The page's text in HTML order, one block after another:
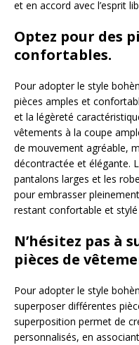
et en accord avec l’esprit
Optez pour des
confortables.
Pour adopter le style
pièces amples et
et la légèreté
vêtements à la coupe
de mouvement agréable,
décontractée et élégante.
pantalons larges et les
pour embrasser
restant confortable et
N’hésitez pas à
pièces de
Pour adopter le style
superposer différentes
superposition permet de
personnalisés, en